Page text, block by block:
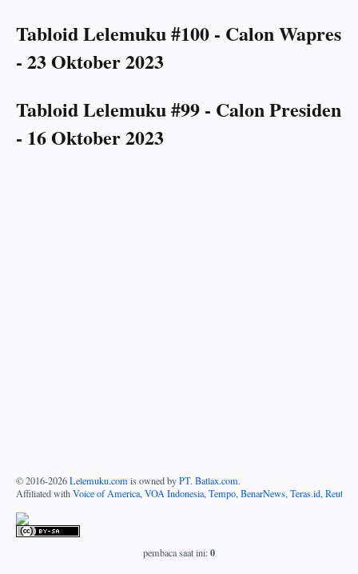
Tabloid Lelemuku #100 - Calon Wapres
- 23 Oktober 2023
Tabloid Lelemuku #99 - Calon Presiden
- 16 Oktober 2023
© 2016-2026Lelemuku.com is owned byPT. Batlax.com.
Affiliated withVoice of America, VOA Indonesia, Tempo, BenarNews, Teras.id, Reuters
pembaca saat ini:0